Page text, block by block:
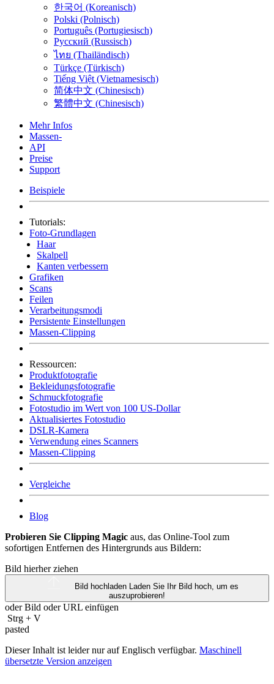
한국어 (Koreanisch)
Polski (Polnisch)
Português (Portugiesisch)
Русский (Russisch)
ไทย (Thailändisch)
Türkçe (Türkisch)
Tiếng Việt (Vietnamesisch)
简体中文 (Chinesisch)
繁體中文 (Chinesisch)
Mehr Infos
Massen-
API
Preise
Support
Beispiele
Tutorials:
Foto-Grundlagen
Haar
Skalpell
Kanten verbessern
Grafiken
Scans
Feilen
Verarbeitungsmodi
Persistente Einstellungen
Massen-Clipping
Ressourcen:
Produktfotografie
Bekleidungsfotografie
Schmuckfotografie
Fotostudio im Wert von 100 US-Dollar
Aktualisiertes Fotostudio
DSLR-Kamera
Verwendung eines Scanners
Massen-Clipping
Vergleiche
Blog
Probieren Sie Clipping Magic aus, das Online-Tool zum
sofortigen Entfernen des Hintergrunds aus Bildern:
Bild hierher ziehen
Bild hochladen Laden Sie Ihr Bild hoch, um es
auszuprobieren!
oder Bild oderURL einfügen
Strg + V
pasted
Dieser Inhalt ist leider nur auf Englisch verfügbar. Maschinell
übersetzte Version anzeigen